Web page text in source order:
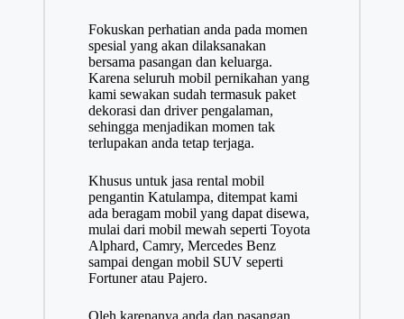
Fokuskan perhatian anda pada momen
spesial yang akan dilaksanakan
bersama pasangan dan keluarga.
Karena seluruh mobil pernikahan yang
kami sewakan sudah termasuk paket
dekorasi dan driver pengalaman,
sehingga menjadikan momen tak
terlupakan anda tetap terjaga.
Khusus untuk jasa rental mobil
pengantin Katulampa, ditempat kami
ada beragam mobil yang dapat disewa,
mulai dari mobil mewah seperti Toyota
Alphard, Camry, Mercedes Benz
sampai dengan mobil SUV seperti
Fortuner atau Pajero.
Oleh karenanya anda dan pasangan